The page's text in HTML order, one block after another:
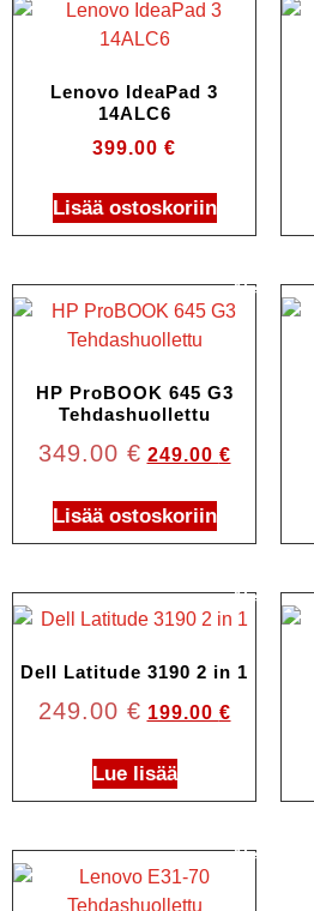
Lenovo IdeaPad 3
14ALC6
399.00 €
Lisää ostoskoriin
Ale!
HP ProBOOK 645 G3
Tehdashuollettu
349.00 € 249.00 €
Lisää ostoskoriin
Ale!
Dell Latitude 3190 2 in 1
249.00 € 199.00 €
Lue lisää
Ale!